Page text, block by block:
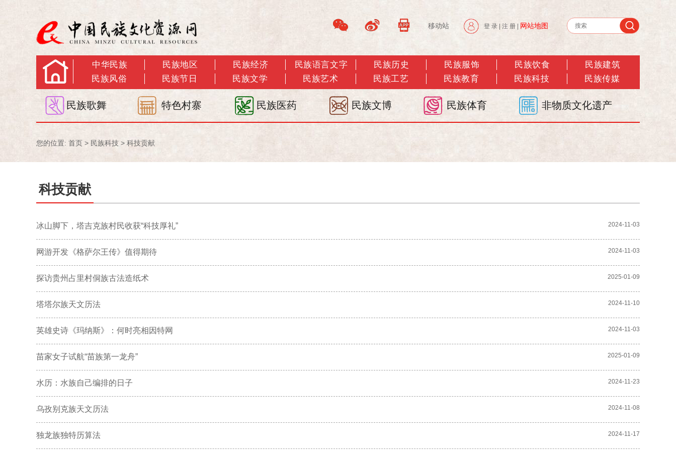
移动站 登 录 注 册 网站地图
中华民族 民族地区 民族经济 民族语言文字 民族历史 民族服饰 民族饮食
民族建筑
民族风俗
民族节日 民族文学 民族艺术 民族工艺 民族教育 民族科技 民族传媒
民族歌舞 特色村寨 民族医药 民族文博 民族体育 非物质文化遗产
您的位置: 首页 > 民族科技 > 科技贡献
科技贡献
冰山脚下，塔吉克族村民收获“科技厚礼” 2024-11-03
网游开发《格萨尔王传》值得期待 2024-11-03
探访贵州占里村侗族古法造纸术 2025-01-09
塔塔尔族天文历法 2024-11-10
英雄史诗《玛纳斯》：何时亮相因特网 2024-11-03
苗家女子试航“苗族第一龙舟” 2025-01-09
水历：水族自己编排的日子 2024-11-23
乌孜别克族天文历法 2024-11-08
独龙族独特历算法 2024-11-17